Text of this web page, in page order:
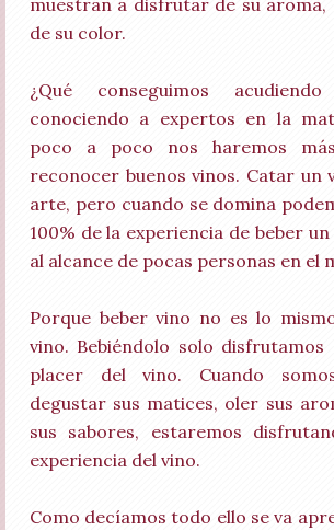
muestran a disfrutar de su aroma,
de su color.
¿Qué conseguimos
conociendo a expertos en la
poco a poco nos haremos
reconocer buenos vinos. Catar un
arte, pero cuando se domina
100% de la experiencia de beber
al alcance de pocas personas en el
Porque beber vino no es lo
vino. Bebiéndolo solo
placer del vino. Cuando
degustar sus matices, oler sus
sus sabores, estaremos
experiencia del vino.
Como decíamos todo ello se va